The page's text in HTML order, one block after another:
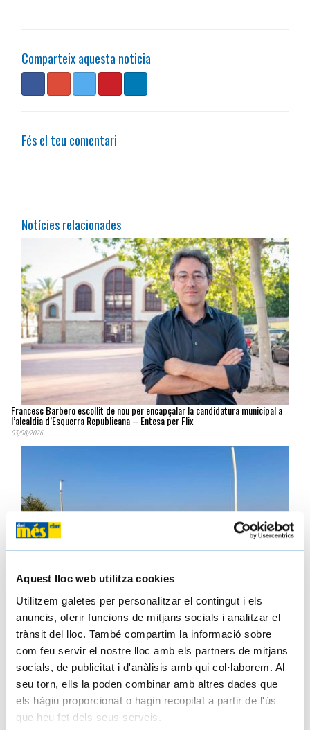
Aquest lloc web utilitza cookies
Utilitzem galetes per personalitzar el contingut i els
anuncis, oferir funcions de mitjans socials i analitzar el
trànsit del lloc. També compartim la informació sobre
com feu servir el nostre lloc amb els partners de mitjans
socials, de publicitat i d'anàlisis amb qui col·laborem. Al
seu torn, ells la poden combinar amb altres dades que
els hàgiu proporcionat o hagin recopilat a partir de l'ús
que heu fet dels seus serveis.
Comparteix aquesta noticia
Fés el teu comentari
Notícies relacionades
Francesc Barbero escollit de nou per encapçalar la candidatura municipal a
l’alcaldia d’Esquerra Republicana – Entesa per Flix
03/08/2026
El Ple de l’Ametlla de Mar uneix forces contra el PLATER en defensa del territori
31/07/2026